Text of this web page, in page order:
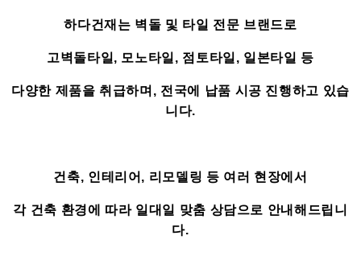
하다건재는 벽돌 및 타일 전문 브랜드로
고벽돌타일, 모노타일, 점토타일, 일본타일 등
다양한 제품을 취급하며, 전국에 납품 시공 진행하고 있습
니다.
건축, 인테리어, 리모델링 등 여러 현장에서
각 건축 환경에 따라 일대일 맞춤 상담으로 안내해드립니
다.